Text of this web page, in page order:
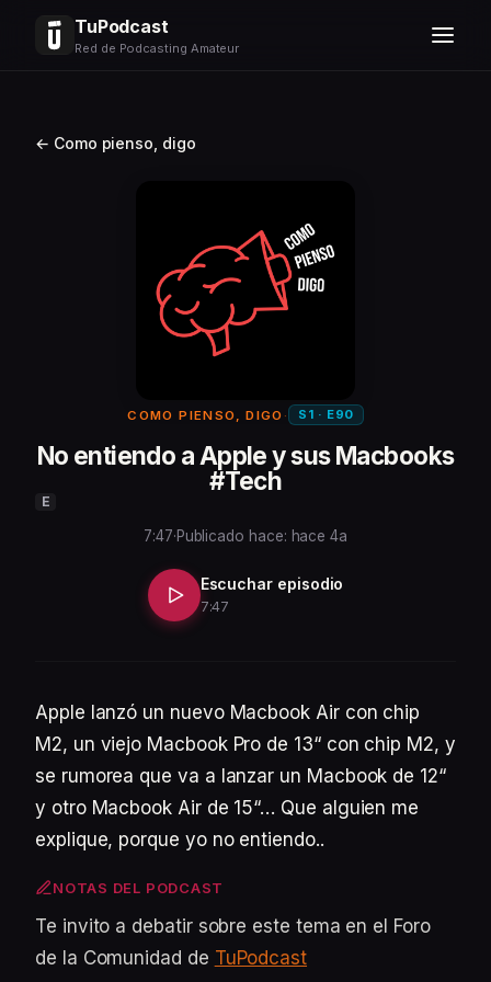
TuPodcast
Red de Podcasting Amateur
← Como pienso, digo
COMO PIENSO, DIGO · S1 · E90
No entiendo a Apple y sus Macbooks
#Tech
E
7:47·Publicado hace: hace 4a
Escuchar episodio
7:47
Apple lanzó un nuevo Macbook Air con chip
M2, un viejo Macbook Pro de 13“ con chip M2, y
se rumorea que va a lanzar un Macbook de 12“
y otro Macbook Air de 15“… Que alguien me
explique, porque yo no entiendo..
NOTAS DEL PODCAST
Te invito a debatir sobre este tema en el Foro
de la Comunidad de TuPodcast